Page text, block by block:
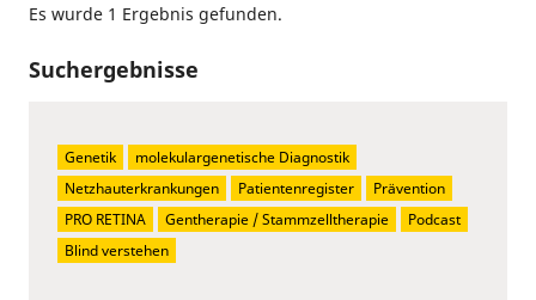
Es wurde 1 Ergebnis gefunden.
Suchergebnisse
Genetik
molekulargenetische Diagnostik
Netzhauterkrankungen
Patientenregister
Prävention
PRO RETINA
Gentherapie / Stammzelltherapie
Podcast
Blind verstehen